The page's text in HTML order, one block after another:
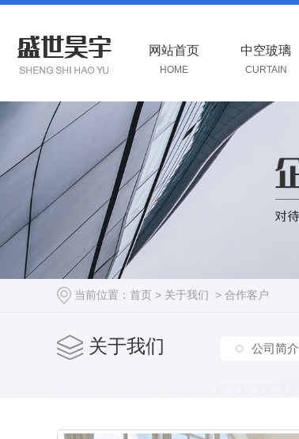
网站首页
HOME
中空玻璃
CURTAIN
当前位置： 首页 > 关于我们 > 合作客户
关于我们 公司简介